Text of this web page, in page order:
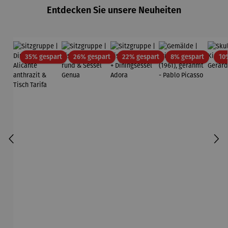
Entdecken Sie unsere Neuheiten
35% gespartRabatt26% gespartRabatt22% gespartRabatt8% gespartRabatt